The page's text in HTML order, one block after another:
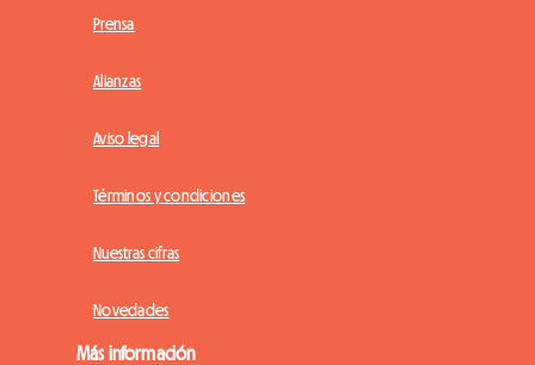
Prensa
Alianzas
Aviso legal
Términos y condiciones
Nuestras cifras
Novedades
Más información